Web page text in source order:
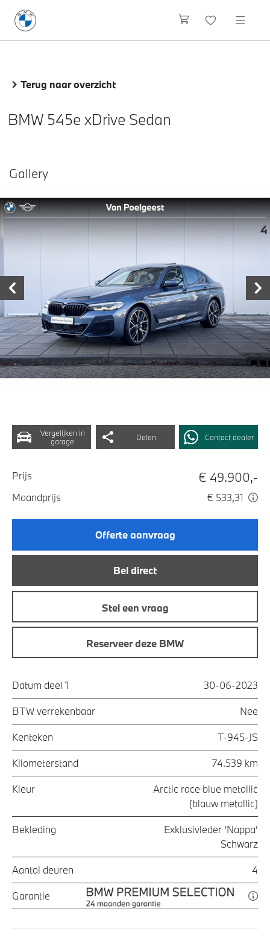
Terug naar overzicht
BMW 545e xDrive Sedan
Vergelijken in
garage
Delen Contact dealer
Prijs € 49.900,-
Maandprijs € 533,31
Offerte aanvraag
Bel direct
Stel een vraag
Reserveer deze BMW
Datum deel 1 30-06-2023
BTW verrekenbaar Nee
Kenteken T-945-JS
Kilometerstand 74.539 km
Kleur
Arctic race blue metallic
(blauw metallic)
Bekleding
Exklusivleder 'Nappa'
Schwarz
Aantal deuren 4
Garantie
Gallery